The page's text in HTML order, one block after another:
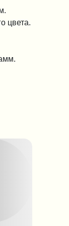
цвета.